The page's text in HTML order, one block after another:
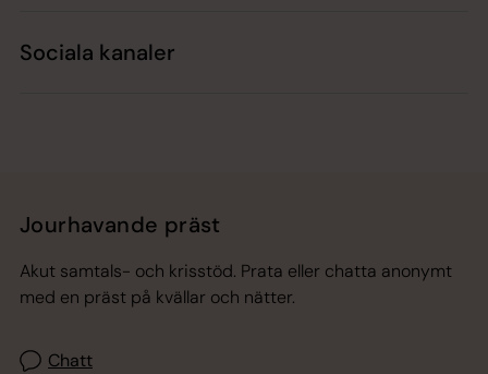
Sociala kanaler
Jourhavande präst
Akut samtals- och krisstöd. Prata eller chatta anonymt
med en präst på kvällar och nätter.
Chatt